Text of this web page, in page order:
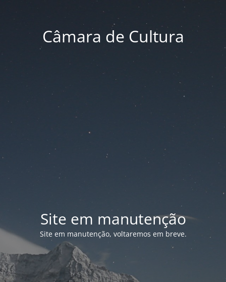
Câmara de Cultura
Site em manutenção
Site em manutenção, voltaremos em breve.